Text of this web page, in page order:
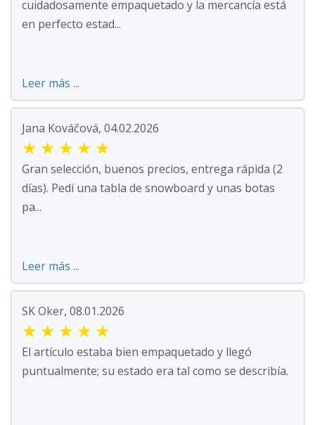
cuidadosamente empaquetado y la mercancía está
en perfecto estad...
Leer más ...
Jana Kováčová, 04.02.2026
★ ★ ★ ★ ★
Gran selección, buenos precios, entrega rápida (2
días). Pedí una tabla de snowboard y unas botas
pa...
Leer más ...
SK Oker, 08.01.2026
★ ★ ★ ★ ★
El artículo estaba bien empaquetado y llegó
puntualmente; su estado era tal como se describía.